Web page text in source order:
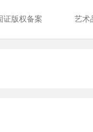
证版权备案 艺术